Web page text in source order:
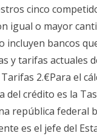
cinco
igual o mayor
incluyen bancos
y tarifas actuales
2.€Para el
crédito es la
república federal
es el jefe del